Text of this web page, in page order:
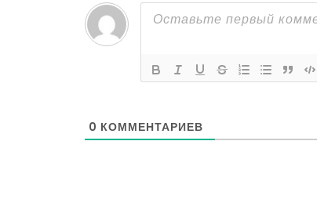
0 КОММЕНТАРИЕВ